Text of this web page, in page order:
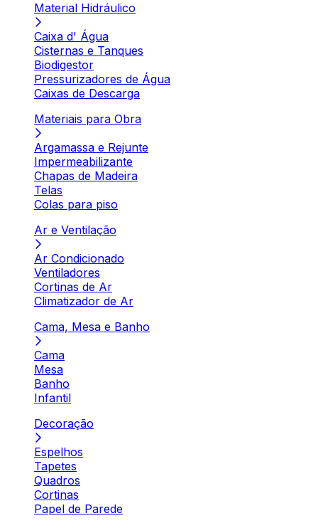
Material Hidráulico
Caixa d' Água
Cisternas e Tanques
Biodigestor
Pressurizadores de Água
Caixas de Descarga
Materiais para Obra
Argamassa e Rejunte
Impermeabilizante
Chapas de Madeira
Telas
Colas para piso
Ar e Ventilação
Ar Condicionado
Ventiladores
Cortinas de Ar
Climatizador de Ar
Cama, Mesa e Banho
Cama
Mesa
Banho
Infantil
Decoração
Espelhos
Tapetes
Quadros
Cortinas
Papel de Parede